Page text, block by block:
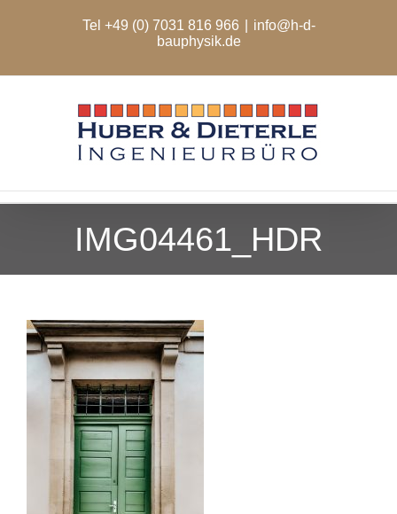
Tel +49 (0) 7031 816 966
info@h-d-
bauphysik.de
IMG04461_HDR